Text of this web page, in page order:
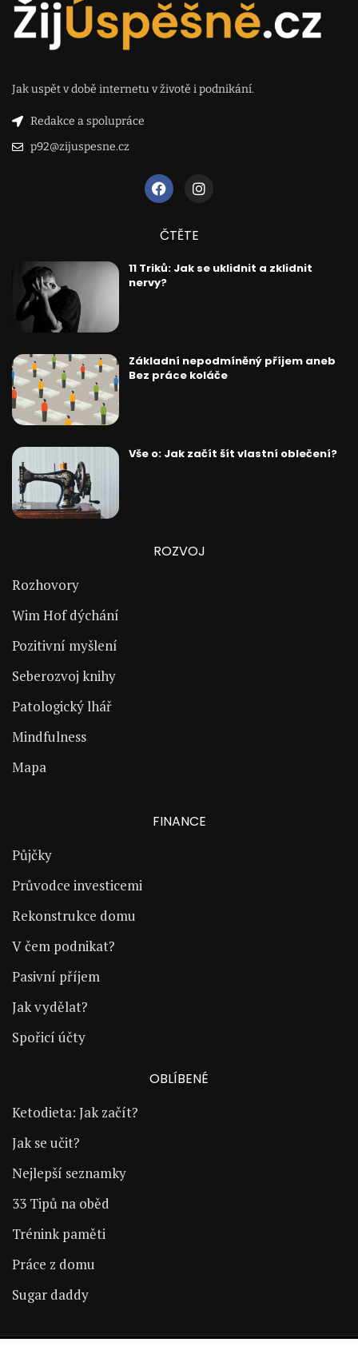
Jak uspět v době internetu v životě i podnikání.
Redakce a spolupráce
p92@zijuspesne.cz
ČTĚTE
11 Triků: Jak se uklidnit a zklidnit
nervy?
Základní nepodmíněný příjem aneb
Bez práce koláče
Vše o: Jak začít šít vlastní oblečení?
ROZVOJ
Rozhovory
Wim Hof dýchání
Pozitivní myšlení
Seberozvoj knihy
Patologický lhář
Mindfulness
Mapa
FINANCE
Půjčky
Průvodce investicemi
Rekonstrukce domu
V čem podnikat?
Pasivní příjem
Jak vydělat?
Spořicí účty
OBLÍBENÉ
Ketodieta: Jak začít?
Jak se učit?
Nejlepší seznamky
33 Tipů na oběd
Trénink paměti
Práce z domu
Sugar daddy